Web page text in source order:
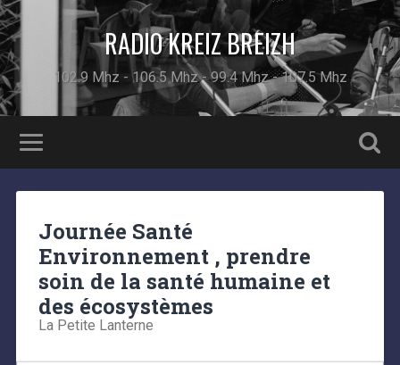
RADIO KREIZ BREIZH
102.9 Mhz - 106.5 Mhz - 99.4 Mhz - 107.5 Mhz
Journée Santé
Environnement , prendre
soin de la santé humaine et
des écosystèmes
La Petite Lanterne